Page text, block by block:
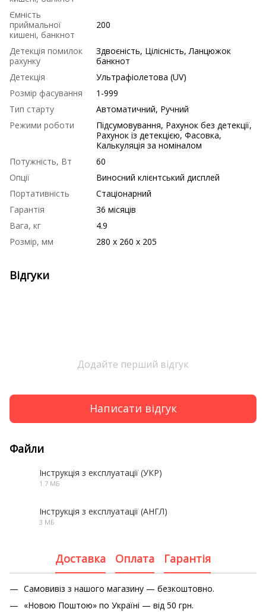
Ємність
приймальної
кишені, банкнот
200
Детекція помилок
рахунку
Здвоєність, Цілісність, Ланцюжок
банкнот
Детекція
Ультрафіолетова (UV)
Розмір фасування
1-999
Тип старту
Автоматичний, Ручний
Режими роботи
Підсумовування, Рахунок без детекції,
Рахунок із детекцією, Фасовка,
Калькуляція за номіналом
Потужність, Вт
60
Опції
Виносний клієнтський дисплей
Портативність
Стаціонарний
Гарантія
36 місяців
Вага, кг
4.9
Розмір, мм
280 х 260 х 205
Відгуки
Додайте перший відгук
Написати відгук
Файли
Інструкція з експлуатації (УКР)
1.7 МБ
Інструкція з експлуатації (АНГЛ)
3 МБ
Доставка Оплата Гарантія
Самовивіз з нашого магазину — безкоштовно.
«Новою Поштою» по Україні — від 50 грн.